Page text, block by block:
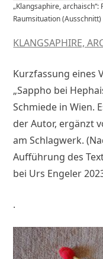
„Klangsaphire,
Raumsituation (Ausschnitt)
KLANGSAPHIRE,
Kurzfassung eines
„Sappho bei
Schmiede in Wien.
der Autor, ergänzt
am Schlagwerk.
Aufführung des
bei Urs Engeler
.